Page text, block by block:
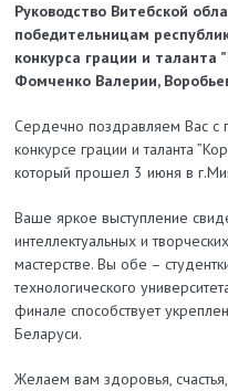
Руководство Витебской
победительницам
конкурса грации и таланта
Фомченко Валерии,
Сердечно поздравляем Вас с
конкурсе грации и таланта
который прошел 3 июня в
Ваше яркое выступление
интеллектуальных и
мастерстве. Вы обе –
технологического
финале способствует
Беларуси.
Желаем вам здоровья,